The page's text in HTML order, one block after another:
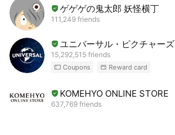
ゲゲゲの鬼太郎 妖怪横丁
111,249 friends
ユニバーサル・ピクチャーズ
15,292,515 friends
Coupons Reward card
KOMEHYO ONLINE STORE
637,769 friends